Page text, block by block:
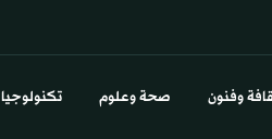
وفنون صحة وعلوم تكنولوجيا